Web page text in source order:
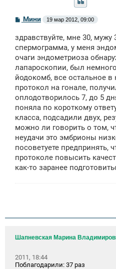
С
б
щ
н
и
Мини 19 мар 2012, 09:00
здравствуйте, мне 30, мужу
спермограмма, у меня
очаги эндометриоза
лапароскопии, был
йодокомб, все остальное
протокол на гонале,
оплодотворилось 7, до 5
поняла по короткому
класса, подсадили двух,
можно ли говорить о том,
неудачи это эмбрионы
посоветуете предпринять,
протоколе повысить
как-то заранее
Шапневская Марина
2011, 18:44
Поблагодарили: 37 раз